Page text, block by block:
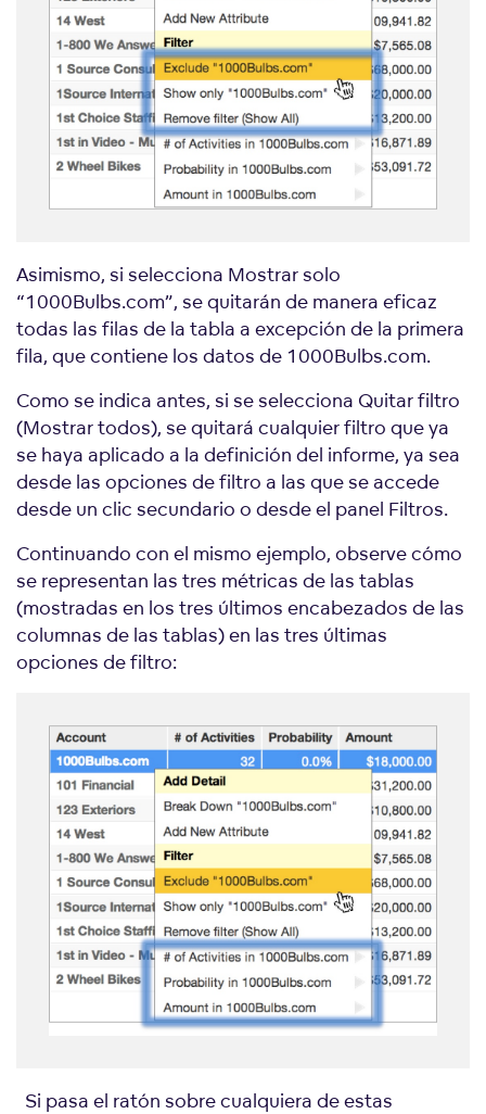
Asimismo, si selecciona Mostrar solo
“1000Bulbs.com”, se quitarán de manera eficaz
todas las filas de la tabla a excepción de la primera
fila, que contiene los datos de 1000Bulbs.com.
Como se indica antes, si se selecciona Quitar filtro
(Mostrar todos), se quitará cualquier filtro que ya
se haya aplicado a la definición del informe, ya sea
desde las opciones de filtro a las que se accede
desde un clic secundario o desde el panel Filtros.
Continuando con el mismo ejemplo, observe cómo
se representan las tres métricas de las tablas
(mostradas en los tres últimos encabezados de las
columnas de las tablas) en las tres últimas
opciones de filtro:
Si pasa el ratón sobre cualquiera de estas